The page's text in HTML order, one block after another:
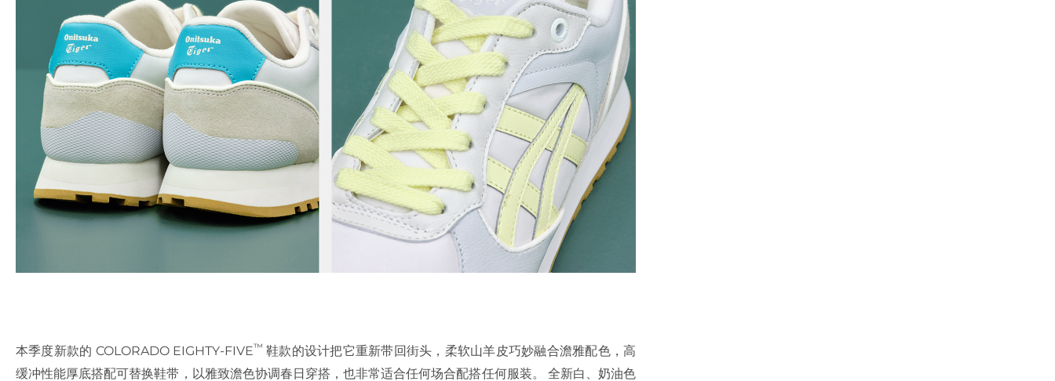
本季度新款的 COLORADO EIGHTY-FIVE™ 鞋款的设计把它重新带回街头，柔软山羊皮巧妙融合澹雅配色，高
缓冲性能厚底搭配可替换鞋带，以雅致澹色协调春日穿搭，也非常适合任何场合配搭任何服装。 全新白、奶油色